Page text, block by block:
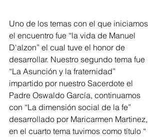
Uno de los temas con el que iniciamos
el encuentro fue “la vida de Manuel
D'alzon” el cual tuve el honor de
desarrollar. Nuestro segundo tema fue
“La Asunción y la fraternidad”
impartido por nuestro Sacerdote el
Padre Oswaldo García, continuamos
con “La dimensión social de la fe”
desarrollado por Maricarmen Martinez,
en el cuarto tema tuvimos como título “